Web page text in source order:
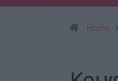
Home